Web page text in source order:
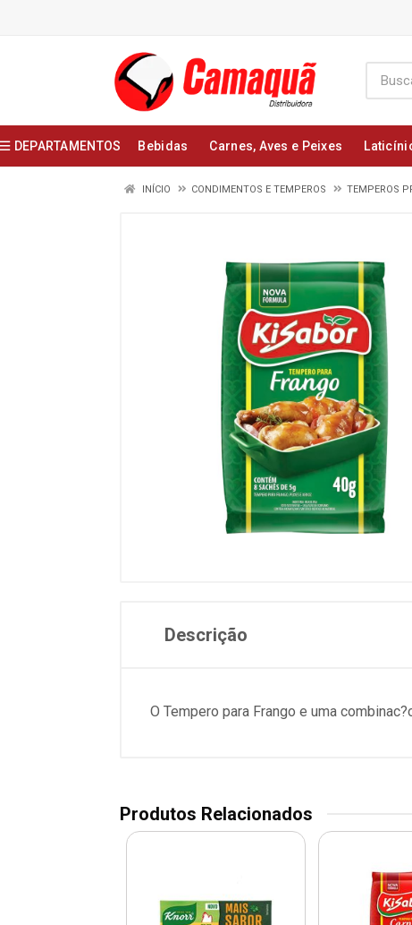
DEPARTAMENTOS Bebidas Carnes, Aves e Peixes
INÍCIO CONDIMENTOS E TEMPEROS TEMPEROS
Descrição
O Tempero para Frango e uma
Produtos Relacionados